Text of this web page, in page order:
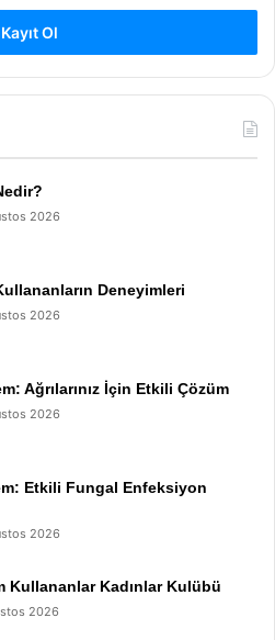
Kayıt Ol
2026
Deneyimleri
2026
Ağrılarınız İçin Etkili Çözüm
2026
Etkili Fungal Enfeksiyon
2026
Kullananlar Kadınlar Kulübü
2026